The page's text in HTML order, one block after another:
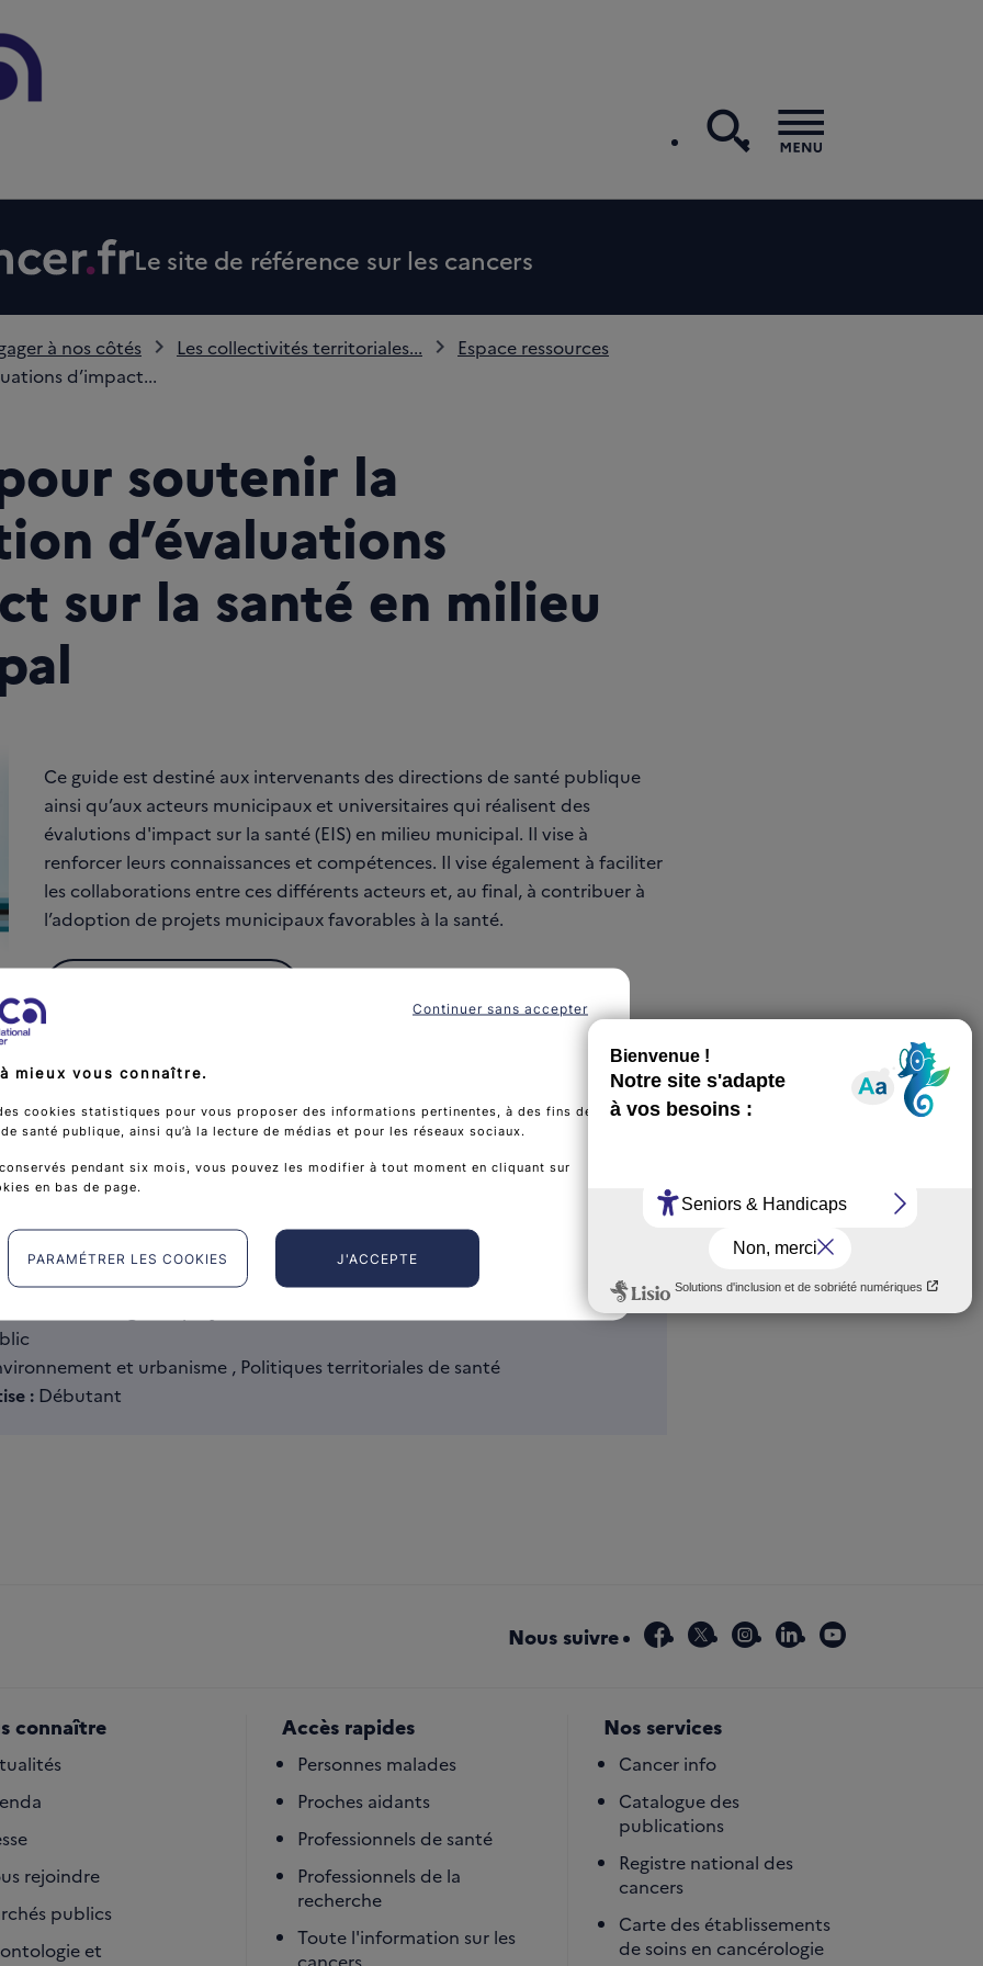
recherche
Menu
Le site de référence sur les cancers
à nos côtés Les collectivités territoriales...
Espace ressources
d’impact...
soutenir la
d’évaluations
sur la santé en milieu
Ce guide est destiné aux intervenants des directions de santé publique
ainsi qu’aux acteurs municipaux et universitaires qui réalisent des
évalutions d'impact sur la santé (EIS) en milieu municipal. Il vise à
renforcer leurs connaissances et compétences. Il vise également à faciliter
les collaborations entre ces différents acteurs et, au final, à contribuer à
l’adoption de projets municipaux favorables à la santé.
de santé publique du Québec
:2022
/ durée de la vidéo :63 p.
et urbanisme , Politiques territoriales de santé
: Débutant
Nous suivre facebook
x instagram
linkedinyoutube
connaître
rejoindre
publics
et
Accès rapides
Personnes malades
Proches aidants
Professionnels de santé
Professionnels de la
recherche
Toute l'information sur les
cancers
Nos services
Cancer info
Catalogue des
publications
Registre national des
cancers
Carte des établissements
de soins en cancérologie
mieux vous connaître.
cookies statistiques pour vous proposer des informations pertinentes, à des fins de
santé publique, ainsi qu’à la lecture de médias et pour les réseaux sociaux.
pendant six mois, vous pouvez les modifier à tout moment en cliquant sur
en bas de page.
J'ACCEPTE
PARAMÉTRER LES COOKIES
Continuer sans accepter